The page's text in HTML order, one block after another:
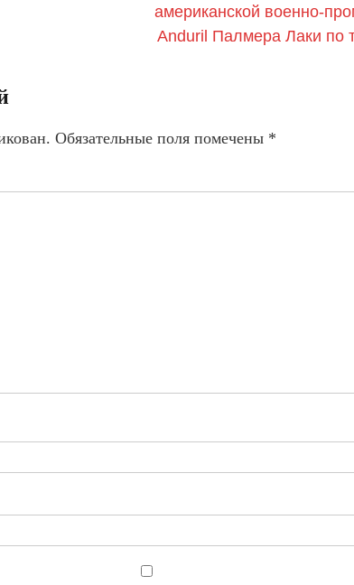
американской военно-
Anduril Палмера Лаки по
Обязательные поля помечены *